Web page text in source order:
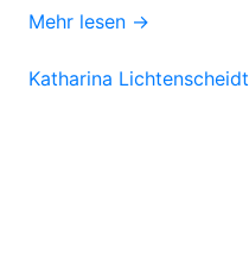
Mehr lesen →
Katharina Lichtenscheidt